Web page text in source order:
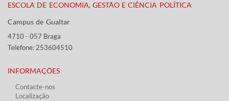
ESCOLA DE ECONOMIA, GESTÃO E CIÊNCIA POLÍTICA
Campus de Gualtar ​​
4710 - ​057 Braga
Telefone: 253604510​​
INFORMAÇÕES
Contacte-nos
Localização